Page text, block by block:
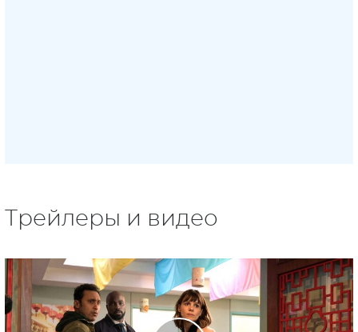
Трейлеры и видео